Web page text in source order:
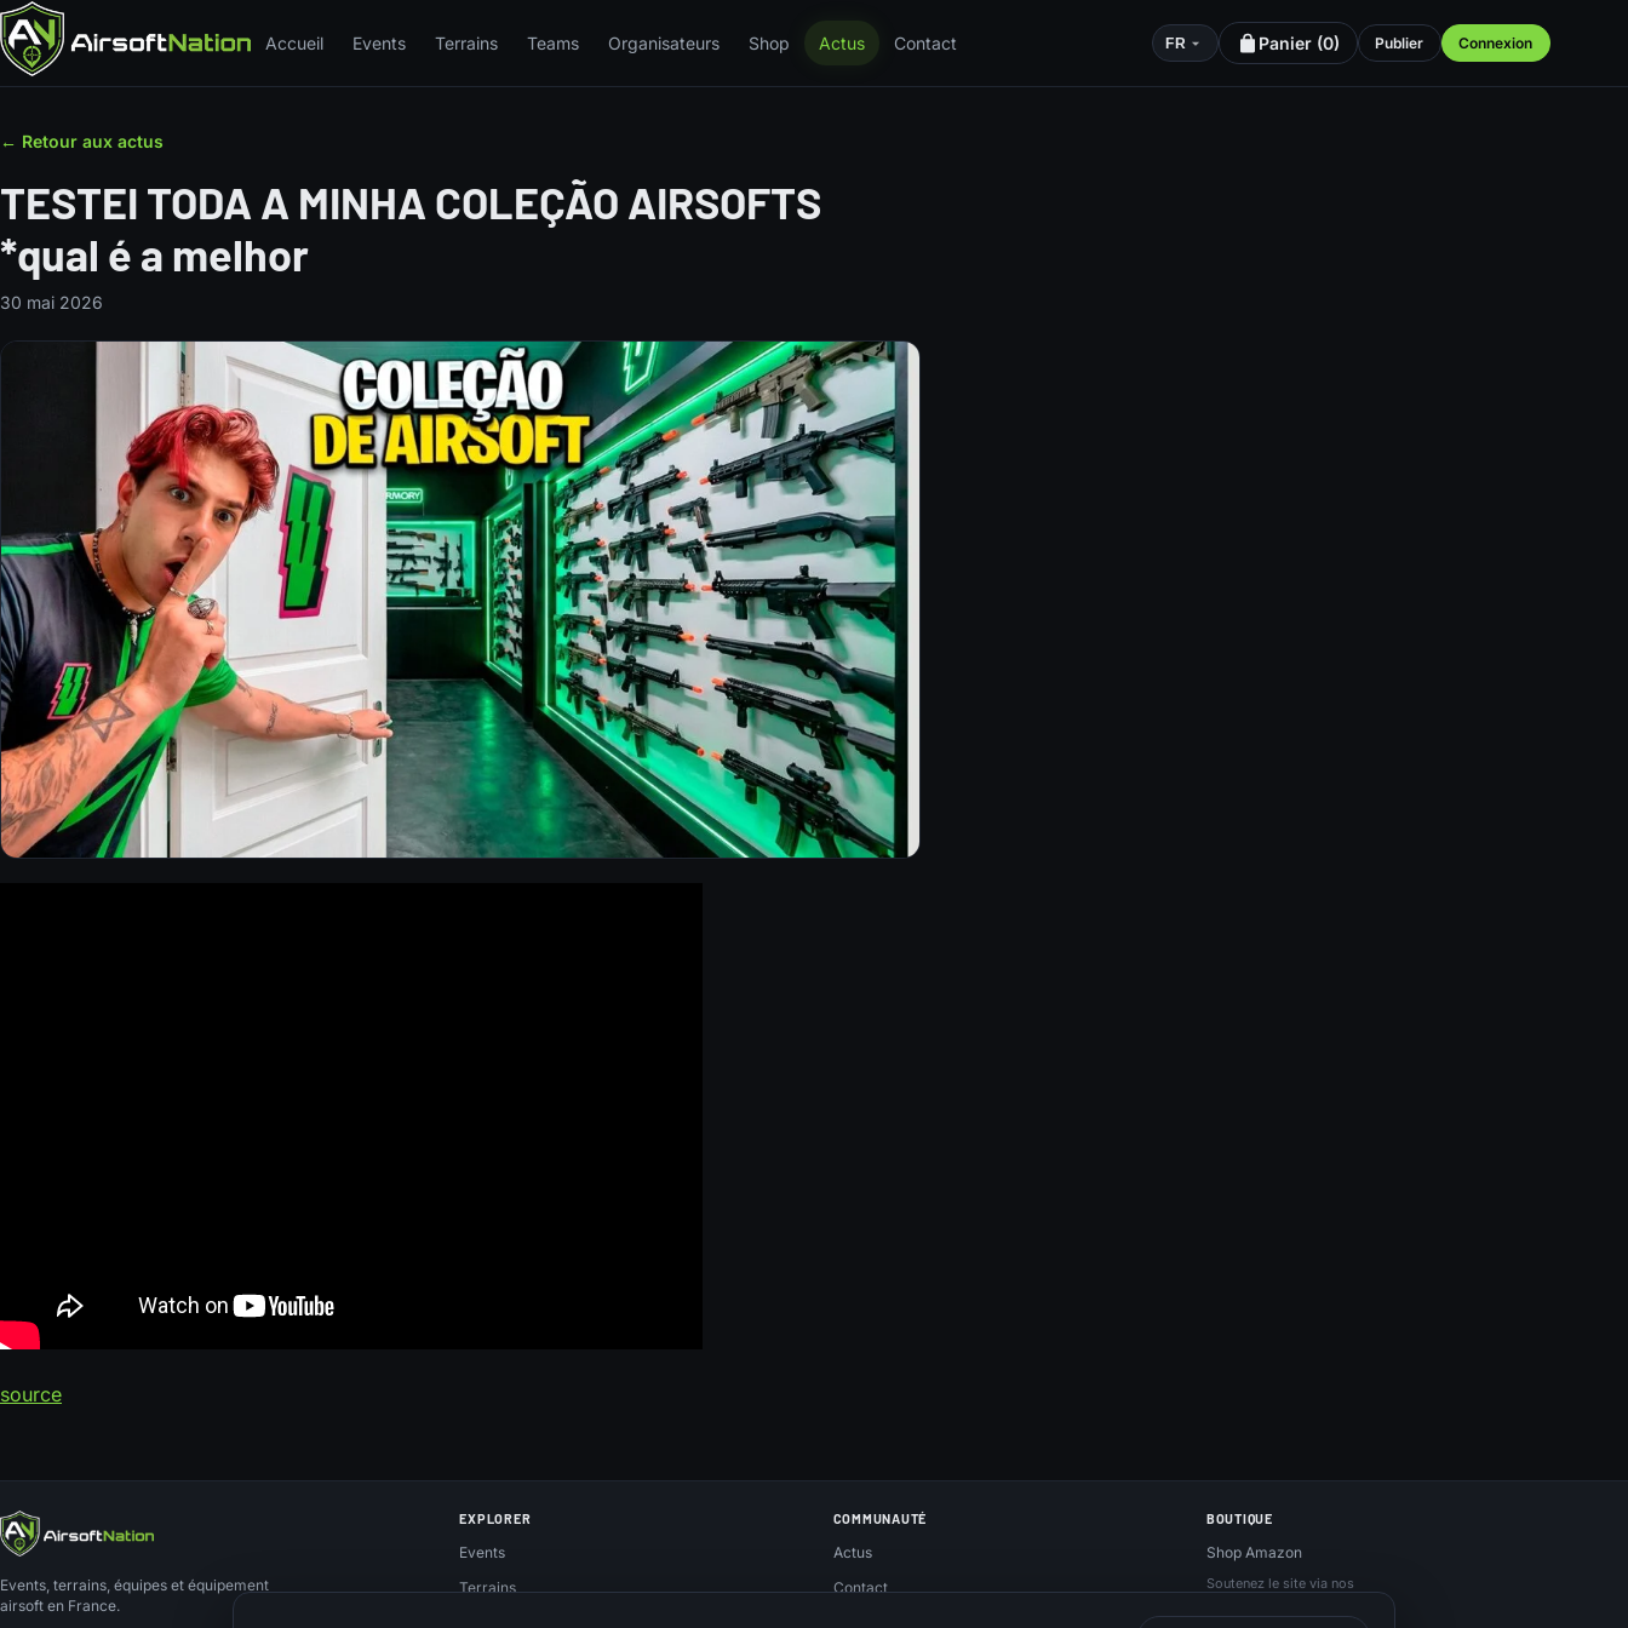
Accueil Events Terrains Teams Organisateurs Shop Actus Contact FR Panier (0) Publier Connexion
← Retour aux actus
TESTEI TODA A MINHA COLEÇÃO AIRSOFTS
*qual é a melhor
30 mai 2026
source
Events, terrains, équipes et équipement
airsoft en France.
EXPLORER
Events
Terrains
COMMUNAUTÉ
Actus
Contact
BOUTIQUE
Shop Amazon
Soutenez le site via nos
surcoût.